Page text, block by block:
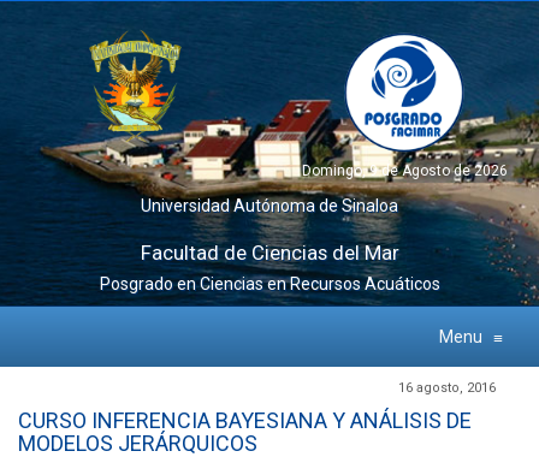
Domingo, 9 de Agosto de 2026
Universidad Autónoma de Sinaloa
Facultad de Ciencias del Mar
Posgrado en Ciencias en Recursos Acuáticos
Menu ≡
16 agosto, 2016
CURSO INFERENCIA BAYESIANA Y ANÁLISIS DE
MODELOS JERÁRQUICOS